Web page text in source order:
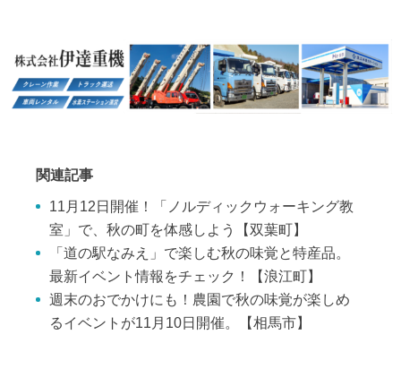
関連記事
11月12日開催！「ノルディックウォーキング教
室」で、秋の町を体感しよう【双葉町】
「道の駅なみえ」で楽しむ秋の味覚と特産品。
最新イベント情報をチェック！【浪江町】
週末のおでかけにも！農園で秋の味覚が楽しめ
るイベントが11月10日開催。【相馬市】